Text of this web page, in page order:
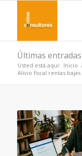
Últimas entradas
Usted está aquí: Inicio
Alivio fiscal rentas